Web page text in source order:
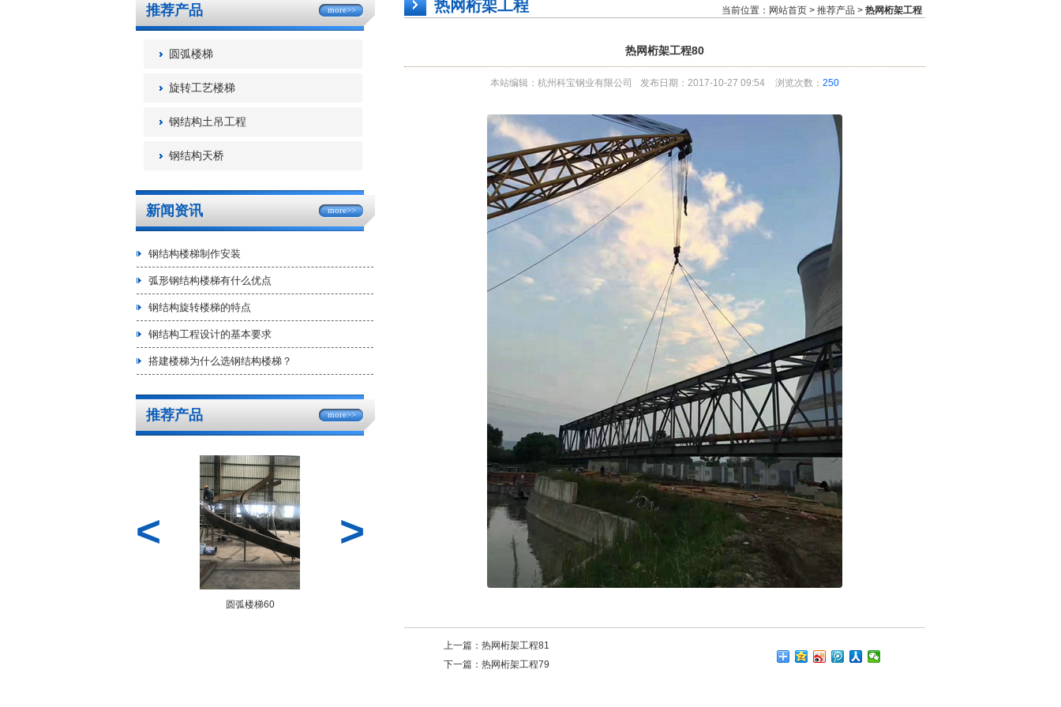
推荐产品 more>>
圆弧楼梯
旋转工艺楼梯
钢结构土吊工程
钢结构天桥
新闻资讯 more>>
钢结构楼梯制作安装
弧形钢结构楼梯有什么优点
钢结构旋转楼梯的特点
钢结构工程设计的基本要求
搭建楼梯为什么选钢结构楼梯？
推荐产品 more>>
< >
热网桁架工程 当前位置： 网站首页 > 推荐产品 > 热网桁架工程
热网桁架工程80
本站编辑：杭州科宝钢业有限公司 发布日期：2017-10-27 09:54 浏览次数： 250
上一篇： 热网桁架工程81
下一篇： 热网桁架工程79